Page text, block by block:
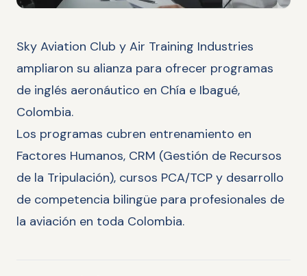
Sky Aviation Club y Air Training Industries
ampliaron su alianza para ofrecer programas
de inglés aeronáutico en Chía e Ibagué,
Colombia.
Los programas cubren entrenamiento en
Factores Humanos, CRM (Gestión de Recursos
de la Tripulación), cursos PCA/TCP y desarrollo
de competencia bilingüe para profesionales de
la aviación en toda Colombia.